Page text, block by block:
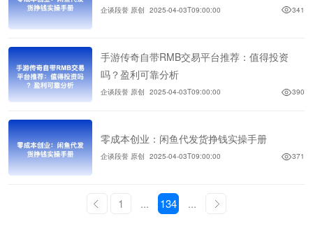
企谈段誉 原创 2025-04-03T09:00:00 341
手游传奇自带RMB交易平台推荐：值得投资
吗？盈利可靠分析
企谈段誉 原创 2025-04-03T09:00:00 390
零成本创业：闲鱼代发货挣钱实操手册
企谈段誉 原创 2025-04-03T09:00:00 371
1 ... 134 ...